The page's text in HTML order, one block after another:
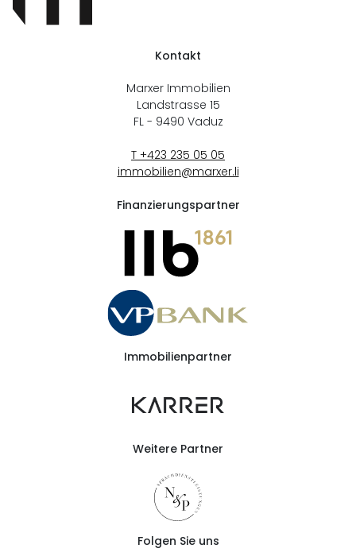
Kontakt
Marxer Immobilien
Landstrasse 15
FL - 9490 Vaduz
T +423 235 05 05
immobilien@marxer.li
Finanzierungspartner
Immobilienpartner
Weitere Partner
Folgen Sie uns